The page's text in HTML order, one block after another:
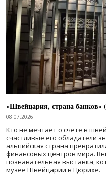
«Швейцария, страна банков»
08.07.2026
Кто не мечтает о счете в
счастливые его обладатели
альпийская страна
финансовых центров мира.
познавательная выставка,
музее Швейцарии в Цюрихе.